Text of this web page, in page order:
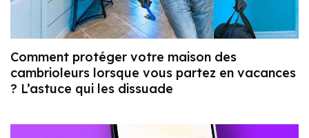
Comment protéger votre maison des
cambrioleurs lorsque vous partez en vacances
? L’astuce qui les dissuade